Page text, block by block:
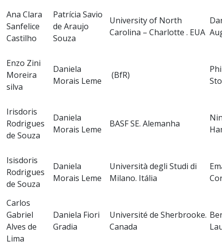
Ana Clara
Sanfelice
Castilho
Patrícia Savio
de Araujo
Souza
University of North
Carolina – Charlotte . EUA
Enzo Zini
Moreira
silva
Daniela
Morais Leme
(BfR)
Irisdoris
Rodrigues
de Souza
Daniela
Morais Leme
BASF SE. Alemanha
Isisdoris
Rodrigues
de Souza
Daniela
Morais Leme
Università degli Studi di
Milano. Itália
Carlos
Gabriel
Alves de
Lima
Daniela Fiori
Gradia
Université de Sherbrooke.
Canada